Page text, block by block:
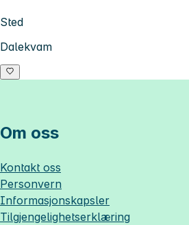
Sted
Dalekvam
Om oss
Kontakt oss
Personvern
Informasjonskapsler
Tilgjengelighetserklæring